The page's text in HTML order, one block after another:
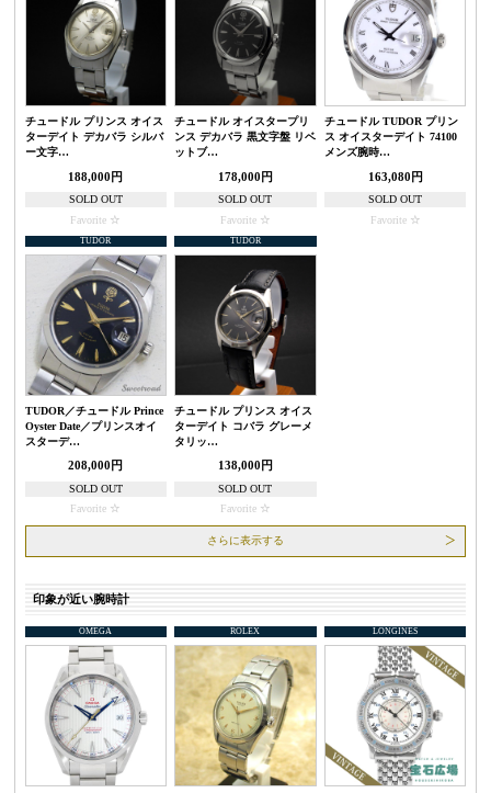
チュードル プリンス オイス
ターデイト デカバラ シルバ
ー文字…
188,000円
SOLD OUT
Favorite
チュードル オイスタープリ
ンス デカバラ 黒文字盤 リベ
ットブ…
178,000円
SOLD OUT
Favorite
チュードル TUDOR プリン
ス オイスターデイト 74100
メンズ腕時…
163,080円
SOLD OUT
Favorite
TUDOR
TUDOR／チュードル Prince
Oyster Date／プリンスオイ
スターデ…
208,000円
SOLD OUT
Favorite
TUDOR
チュードル プリンス オイス
ターデイト コバラ グレーメ
タリッ…
138,000円
SOLD OUT
Favorite
さらに表示する
印象が近い腕時計
OMEGA ROLEX LONGINES